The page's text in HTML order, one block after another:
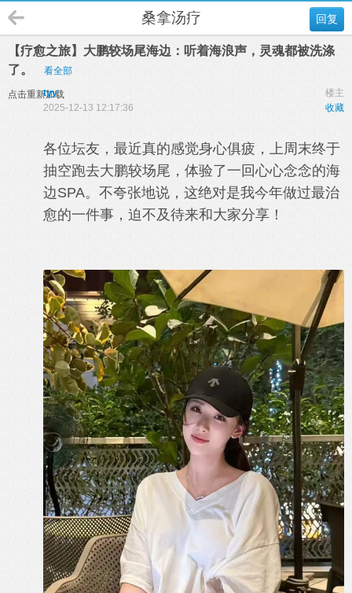
回复
桑拿汤疗
【疗愈之旅】大鹏较场尾海边：听着海浪声，灵魂都被洗涤
了。
看全部
点击重新加载 楼主
tyy
收藏
2025-12-13 12:17:36
各位坛友，最近真的感觉身心俱疲，上周末终于
抽空跑去大鹏较场尾，体验了一回心心念念的海
边SPA。不夸张地说，这绝对是我今年做过最治
愈的一件事，迫不及待来和大家分享！